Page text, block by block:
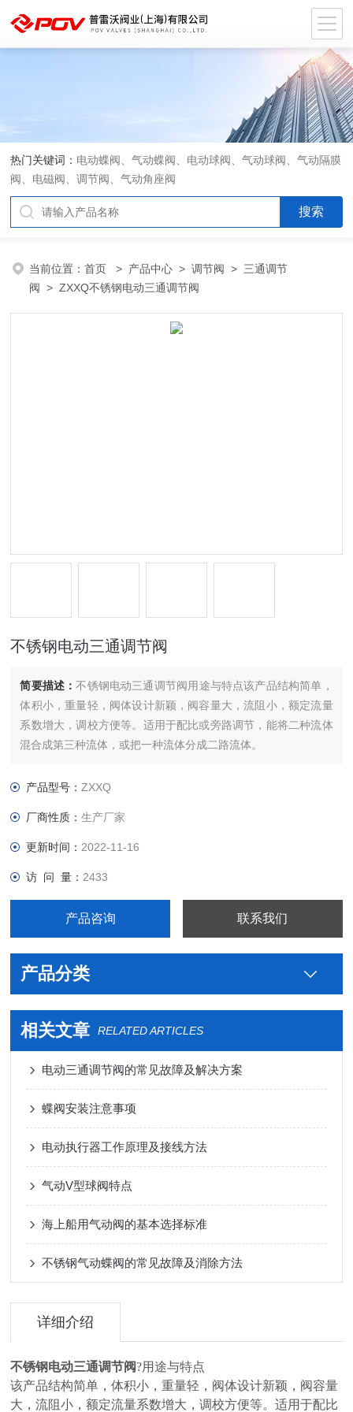
热门关键词： 电动蝶阀、气动蝶阀、电动球阀、气动球阀、气动隔膜
阀、电磁阀、调节阀、气动角座阀
当前位置：首页 > 产品中心 >调节阀 > 三通调节
阀 > ZXXQ不锈钢电动三通调节阀
不锈钢电动三通调节阀
简要描述：不锈钢电动三通调节阀​用途与特点该产品结构简单，
体积小，重量轻，阀体设计新颖，阀容量大，流阻小，额定流量
系数增大，调校方便等。适用于配比或旁路调节，能将二种流体
混合成第三种流体，或把一种流体分成二路流体。
产品型号：ZXXQ
厂商性质：生产厂家
更新时间： 2022-11-16
访 问 量： 2433
产品咨询 联系我们
产品分类
相关文章 RELATED ARTICLES
电动三通调节阀的常见故障及解决方案
蝶阀安装注意事项
电动执行器工作原理及接线方法
气动V型球阀特点
海上船用气动阀的基本选择标准
不锈钢气动蝶阀的常见故障及消除方法
详细介绍
不锈钢电动三通调节阀?用途与特点
该产品结构简单，体积小，重量轻，阀体设计新颖，阀容量
大，流阻小，额定流量系数增大，调校方便等。适用于配比